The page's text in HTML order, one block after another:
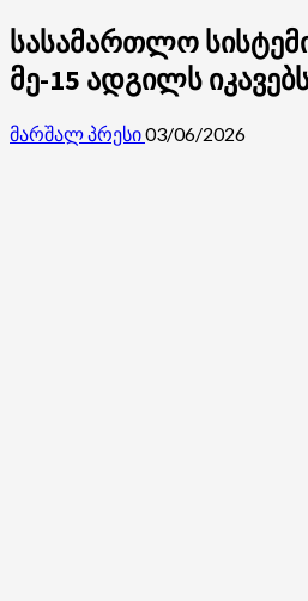
სასამართლო
მე-15 ადგილს
მარშალ პრესი03/06/2026